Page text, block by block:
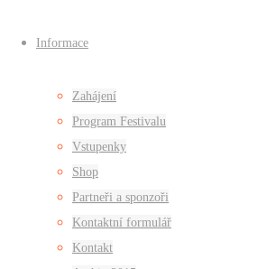
Informace
Zahájení
Program Festivalu
Vstupenky
Shop
Partneři a sponzoři
Kontaktní formulář
Kontakt